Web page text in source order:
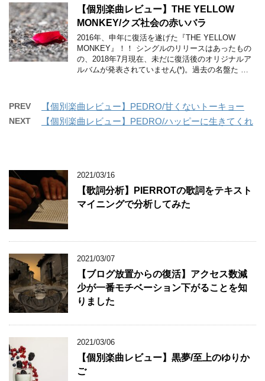
【個別楽曲レビュー】THE YELLOW
MONKEY/クズ社会の赤いバラ
2016年、申年に復活を遂げた『THE YELLOW
MONKEY』！！ シングルのリリースはあったもの
の、2018年7月現在、未だに復活後のオリジナルア
ルバムが発表されていません(*)。過去の名盤た …
PREV 【個別楽曲レビュー】PEDRO/甘くないトーキョー
NEXT 【個別楽曲レビュー】PEDRO/ハッピーに生きてくれ
2021/03/16
【歌詞分析】PIERROTの歌詞をテキスト
マイニングで分析してみた
2021/03/07
【ブログ放置からの復活】アクセス数減
少が一番モチベーション下がることを知
りました
2021/03/06
【個別楽曲レビュー】黒夢/至上のゆりか
ご